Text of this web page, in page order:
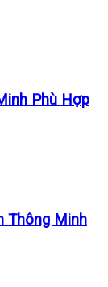
Phù Hợp
Thông Minh